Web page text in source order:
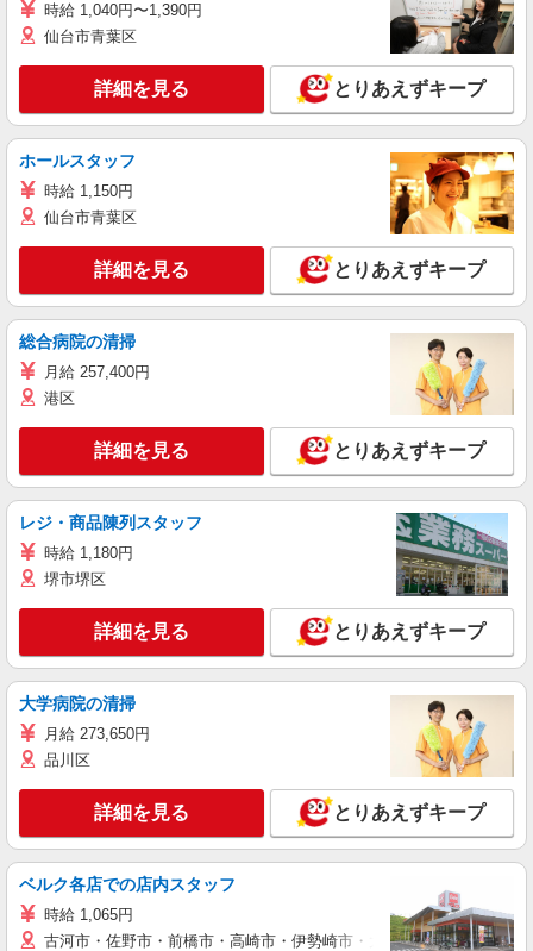
時給 1,040円〜1,390円
仙台市青葉区
詳細を見る とりあえずキープ
ホールスタッフ
時給 1,150円
仙台市青葉区
詳細を見る とりあえずキープ
総合病院の清掃
月給 257,400円
港区
詳細を見る とりあえずキープ
レジ・商品陳列スタッフ
時給 1,180円
堺市堺区
詳細を見る とりあえずキープ
大学病院の清掃
月給 273,650円
品川区
詳細を見る とりあえずキープ
ベルク各店での店内スタッフ
時給 1,065円
古河市・佐野市・前橋市・高崎市・伊勢崎市・太田市・館林市・藤